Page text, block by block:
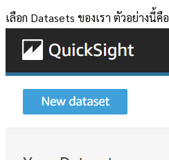
เลือก Datasets ของเรา ตัวอย่างนี้คือ